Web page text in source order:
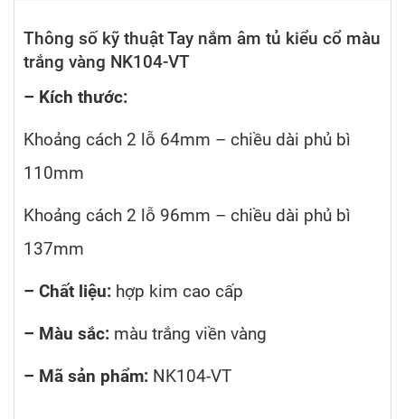
Thông số kỹ thuật Tay nắm âm tủ kiểu cổ màu
trắng vàng NK104-VT
– Kích thước:
Khoảng cách 2 lỗ 64mm – chiều dài phủ bì
110mm
Khoảng cách 2 lỗ 96mm – chiều dài phủ bì
137mm
– Chất liệu: hợp kim cao cấp
– Màu sắc: màu trắng viền vàng
– Mã sản phẩm: NK104-VT